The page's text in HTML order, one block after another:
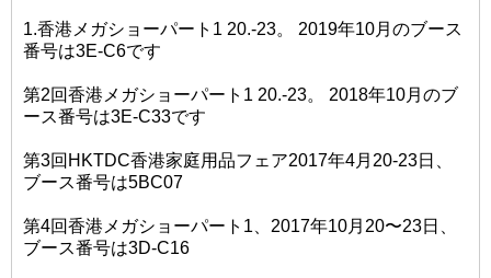
1.香港メガショーパート1 20.-23。 2019年10月のブース
番号は3E-C6です
第2回香港メガショーパート1 20.-23。 2018年10月のブ
ース番号は3E-C33です
第3回HKTDC香港家庭用品フェア2017年4月20-23日、
ブース番号は5BC07
第4回香港メガショーパート1、2017年10月20〜23日、
ブース番号は3D-C16